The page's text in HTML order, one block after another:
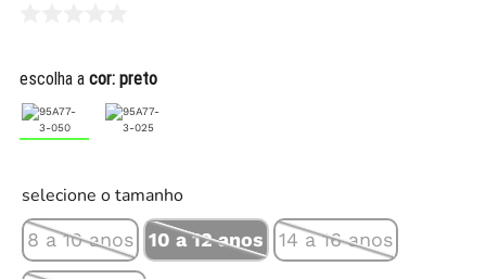
escolha a cor: preto
selecione o tamanho
8 a 10 anos 10 a 12 anos 14 a 16 anos